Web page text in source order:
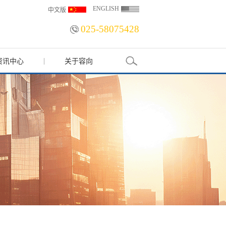
025-58075428
中文版 ENGLISH
讯中心 关于容向